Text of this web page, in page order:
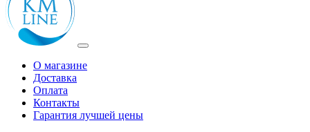
О магазине
Доставка
Оплата
Контакты
Гарантия лучшей цены